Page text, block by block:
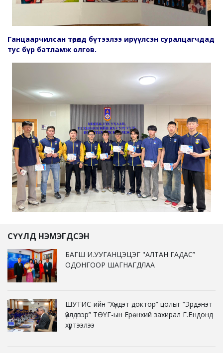
Ганцаарчилсан төрөлд бүтээлээ ирүүлсэн суралцагчдад
тус бүр батламж олгов.
СҮҮЛД НЭМЭГДСЭН
БАГШ И.УУГАНЦЭЦЭГ "АЛТАН ГАДАС”
ОДОНГООР ШАГНАГДЛАА
ШУТИС-ийн “Хүндэт доктор” цолыг “Эрдэнэт
үйлдвэр” ТӨҮГ-ын Ерөнхий захирал Г.Ёндонд
хүртээлээ